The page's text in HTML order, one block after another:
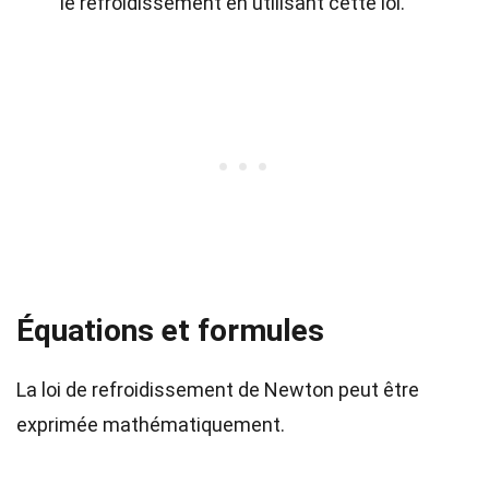
Équations et formules
La loi de refroidissement de Newton peut être
exprimée mathématiquement.